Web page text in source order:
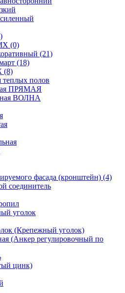
(0)
(21)
(18)
(8)
теплых полов
ПРЯМАЯ
ВОЛНА
фасада (кронштейн) (4)
соединитель
уголок
(Крепежный уголок)
(Анкер регулировочный по
цинк)